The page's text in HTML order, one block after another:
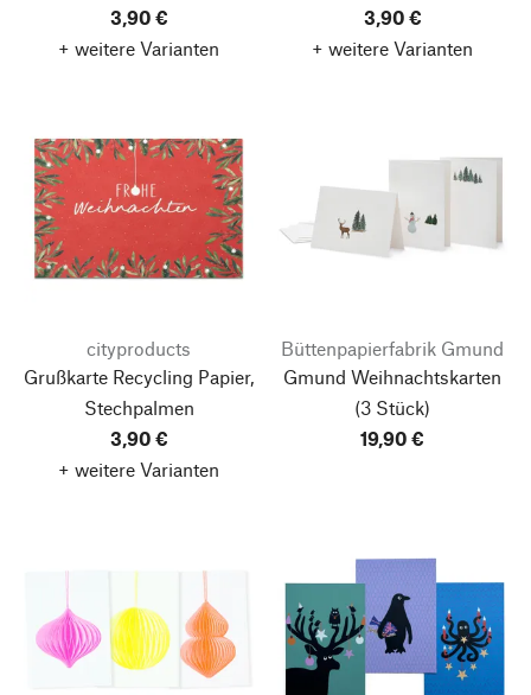
3,90 €
+ weitere Varianten
3,90 €
+ weitere Varianten
cityproducts
Grußkarte Recycling Papier,
Stechpalmen
3,90 €
+ weitere Varianten
Büttenpapierfabrik Gmund
Gmund Weihnachtskarten
(3 Stück)
19,90 €